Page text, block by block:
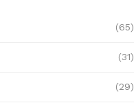
(65)
(31)
(29)